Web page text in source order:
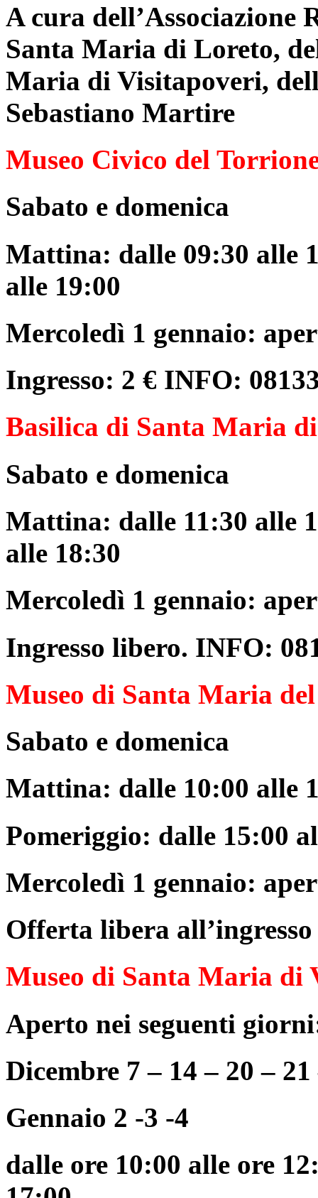
A cura
Santa Maria di Loreto,
Maria di Visitapoveri,
Sebastiano Martire
Museo Civico del
Sabato e domenica
Mattina: dalle 09:30 alle
alle 19:00
Mercoledì 1 gennaio:
Ingresso: 2 € INFO:
Basilica di Santa Maria
Sabato e domenica
Mattina: dalle 11:30 alle
alle 18:30
Mercoledì 1 gennaio:
Ingresso libero. INFO:
Museo di Santa Maria del
Sabato e domenica
Mattina: dalle 10:00 alle
Pomeriggio: dalle 15:00
Mercoledì 1 gennaio:
Offerta libera all’ingresso
Museo di Santa Maria di
Aperto nei seguenti
Dicembre 7 – 14 – 20 –
Gennaio 2 -3 -4
dalle ore 10:00 alle ore